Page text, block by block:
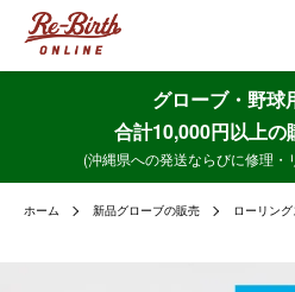
グローブ・野球
合計10,000円以上の
(沖縄県への発送ならびに修理・
ホーム 新品グローブの販売 ローリング